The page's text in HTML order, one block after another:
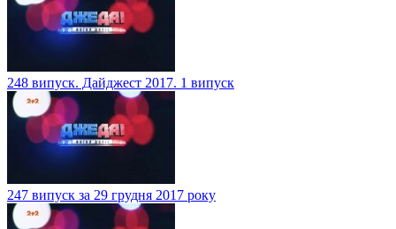
248 випуск. Дайджест 2017. 1 випуск
247 випуск за 29 грудня 2017 року